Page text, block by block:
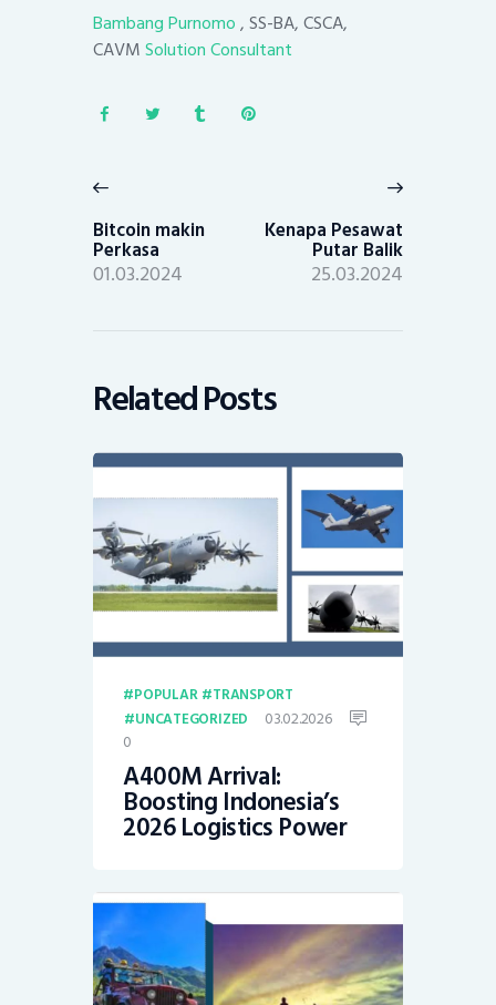
Bambang Purnomo, SS-BA, CSCA,
CAVMSolution Consultant
navigation
post:
Bitcoin makin
Perkasa
01.03.2024
Kenapa Pesawat
Putar Balik
25.03.2024
Related Posts
POPULAR
TRANSPORT
UNCATEGORIZED
03.02.2026
0
A400M Arrival:
Boosting Indonesia’s
2026 Logistics Power